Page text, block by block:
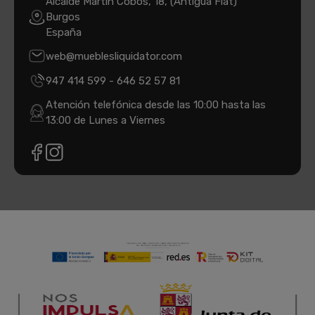
Burgos
España
web@mueblesliquidator.com
947 414 599 - 646 52 57 81
Atención telefónica desde las 10:00 hasta las
13:00 de Lunes a Viernes